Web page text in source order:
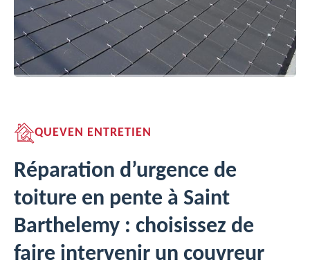
QUEVEN ENTRETIEN
Réparation d’urgence de
toiture en pente à Saint
Barthelemy : choisissez de
faire intervenir un couvreur